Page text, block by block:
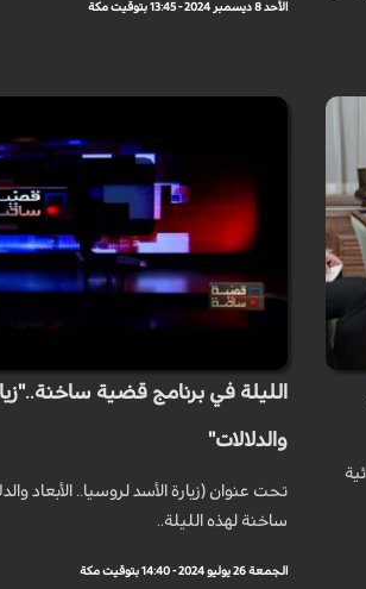
الأحد 8 ديسمبر 2024 - 13:45 بتوقيت مكة
الليلة في برنامج قضية
والدلالات"
تحت عنوان (زيارة الأسد لروسيا.. الأبعاد
ساخنة لهذه الليلة..
الجمعة 26 يوليو 2024 - 14:40 بتوقيت مكة